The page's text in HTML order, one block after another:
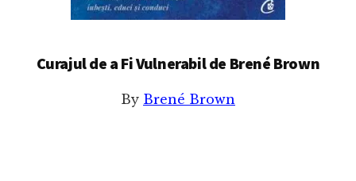
Curajul de a Fi Vulnerabil de Brené Brown
By Brené Brown